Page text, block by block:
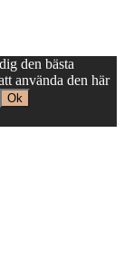
den bästa
använda den här
Ok